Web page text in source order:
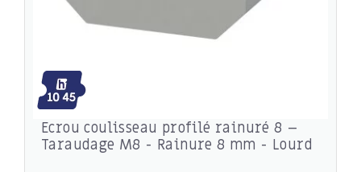
Ecrou coulisseau profilé rainuré 8 –
Taraudage M8 - Rainure 8 mm - Lourd